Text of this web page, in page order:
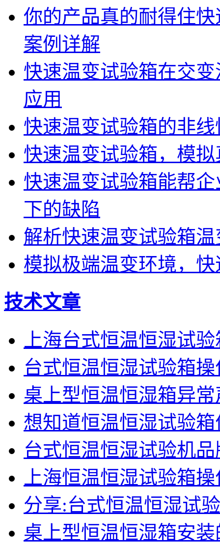
你的产品真的耐得住
案例详解
快速温变试验箱在交
应用
快速温变试验箱的非
快速温变试验箱，模
快速温变试验箱能帮
下的缺陷
解析快速温变试验箱
模拟极端温变环境，
技术文章
上海台式恒温恒湿试
台式恒温恒湿试验箱
桌上型恒温恒湿箱异
想知道恒温恒湿试验
台式恒温恒湿试验机
上海恒温恒湿试验箱
分享:台式恒温恒湿试
桌上型恒温恒湿箱安